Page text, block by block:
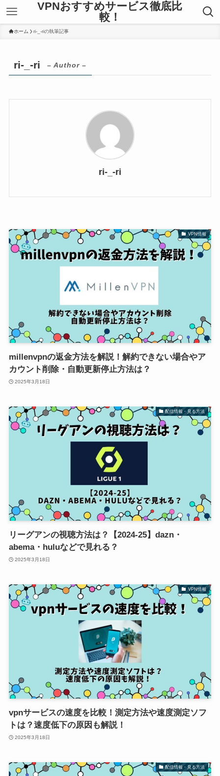
VPNおすすめサービス徹底比
較！
ホーム ri-_-riの執筆記事
ri-_-ri – Author –
ri-_-ri
VPN情報
millenvpnの返金方法を解説！解約できない場合やア
カウント削除・自動更新停止方法は？
2025年3月18日
配信情報・見る方法
リーグアンの視聴方法は？【2024-25】dazn・
abema・huluなどで見れる？
2025年3月18日
VPN情報
vpnサービスの速度を比較！測定方法や速度測定ソフ
トは？速度低下の原因も解説！
2025年3月18日
配信情報・見る方法